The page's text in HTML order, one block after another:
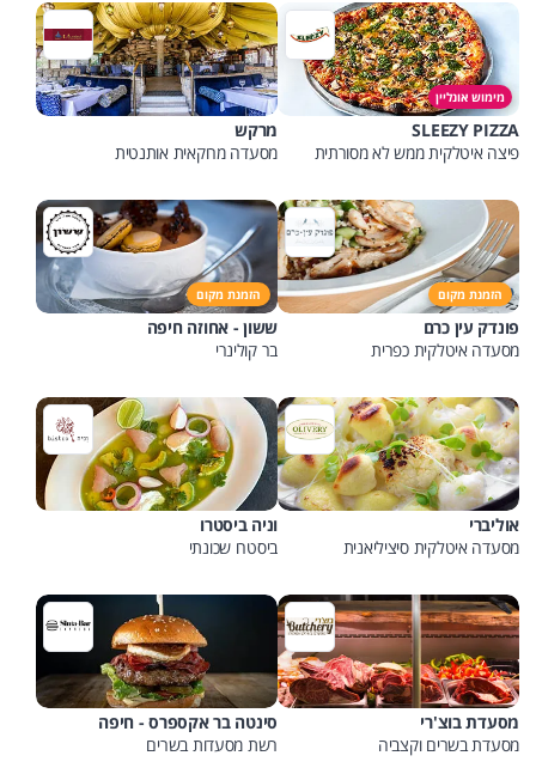
מימוש אונליין
SLEEZY PIZZA
פיצה איטלקית ממש לא מסורתית
מרקש
מסעדה מרוקאית אותנטית
הזמנת מקום
פונדק עין כרם
מסעדה איטלקית כפרית
הזמנת מקום
ששון - אחוזה חיפה
בר קולינרי
אוליברי
מסעדה איטלקית סיציליאנית
וניה ביסטרו
ביסטרו שכונתי
מסעדת בוצ'רי
מסעדת בשרים וקצביה
סינטה בר אקספרס - חיפה
רשת מסעדות בשרים